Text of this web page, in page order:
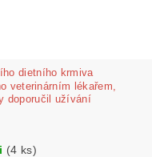
dietního krmiva
veterinárním lékařem,
doporučil užívání
(4 ks)